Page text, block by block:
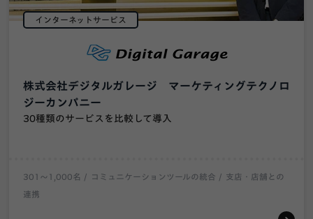
インターネットサービス
株式会社デジタルガレージ マーケティングテクノロ
ジーカンパニー
30種類のサービスを比較して導入
301〜1,000名 コミュニケーションツールの統合 支店・店舗との
連携